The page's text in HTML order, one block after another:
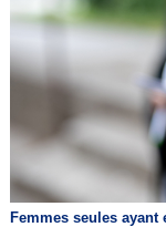
Femmes seules